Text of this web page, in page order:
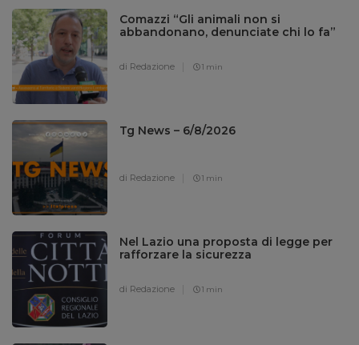
Comazzi “Gli animali non si
abbandonano, denunciate chi lo fa”
di Redazione 1 min
Tg News – 6/8/2026
di Redazione 1 min
Nel Lazio una proposta di legge per
rafforzare la sicurezza
di Redazione 1 min